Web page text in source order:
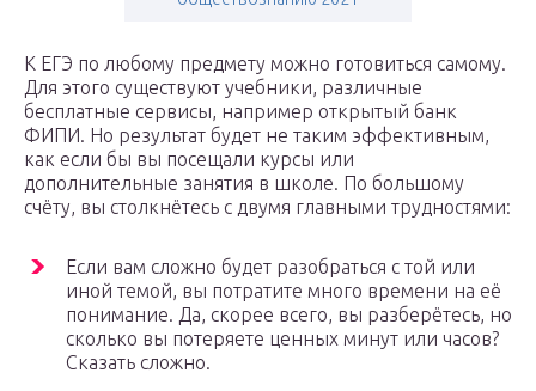
К ЕГЭ по любому предмету можно готовиться самому.
Для этого существуют учебники, различные
бесплатные сервисы, например открытый банк
ФИПИ. Но результат будет не таким эффективным,
как если бы вы посещали курсы или
дополнительные занятия в школе. По большому
счёту, вы столкнётесь с двумя главными трудностями:
Если вам сложно будет разобраться с той или
иной темой, вы потратите много времени на её
понимание. Да, скорее всего, вы разберётесь, но
сколько вы потеряете ценных минут или часов?
Сказать сложно.